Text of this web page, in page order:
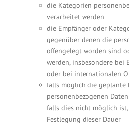
die Kategorien
verarbeitet werden
die Empfänger oder
gegenüber denen die
offengelegt worden sind
werden, insbesondere bei
oder bei internationalen
falls möglich die geplante
personenbezogenen
falls dies nicht möglich
Festlegung dieser Dauer